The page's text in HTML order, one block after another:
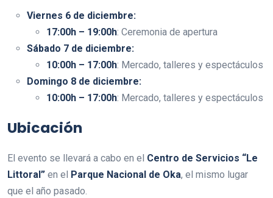
Viernes 6 de diciembre:
17:00h – 19:00h: Ceremonia de apertura
Sábado 7 de diciembre:
10:00h – 17:00h: Mercado, talleres y espectáculos
Domingo 8 de diciembre:
10:00h – 17:00h: Mercado, talleres y espectáculos
Ubicación
El evento se llevará a cabo en el Centro de Servicios “Le
Littoral” en el Parque Nacional de Oka, el mismo lugar
que el año pasado.